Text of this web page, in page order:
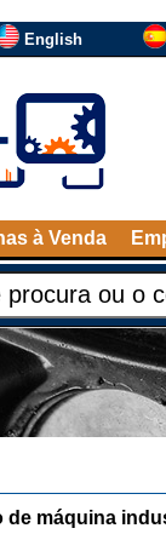
English
à Venda
de máquina